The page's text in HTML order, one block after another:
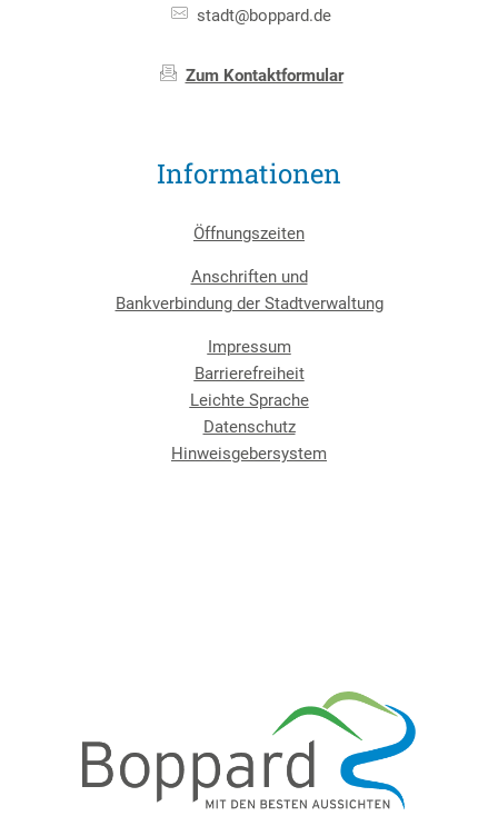
stadt@boppard.de
Zum Kontaktformular
Informationen
Öffnungszeiten
Anschriften und
Bankverbindung der Stadtverwaltung
Impressum
Barrierefreiheit
Leichte Sprache
Datenschutz
Hinweisgebersystem